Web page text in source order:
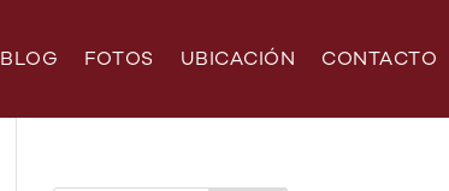
BLOG FOTOS UBICACIÓN CONTACTO